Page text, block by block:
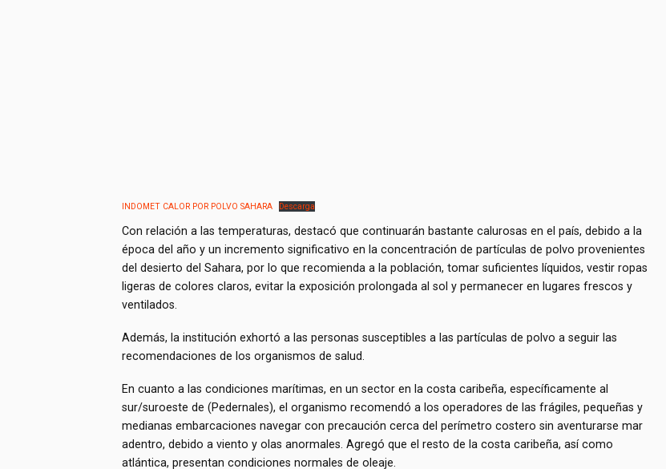
INDOMET CALOR POR POLVO SAHARA Descarga
Con relación a las temperaturas, destacó que continuarán bastante calurosas en el país, debido a la
época del año y un incremento significativo en la concentración de partículas de polvo provenientes
del desierto del Sahara, por lo que recomienda a la población, tomar suficientes líquidos, vestir ropas
ligeras de colores claros, evitar la exposición prolongada al sol y permanecer en lugares frescos y
ventilados.
Además, la institución exhortó a las personas susceptibles a las partículas de polvo a seguir las
recomendaciones de los organismos de salud.
En cuanto a las condiciones marítimas, en un sector en la costa caribeña, específicamente al
sur/suroeste de (Pedernales), el organismo recomendó a los operadores de las frágiles, pequeñas y
medianas embarcaciones navegar con precaución cerca del perímetro costero sin aventurarse mar
adentro, debido a viento y olas anormales. Agregó que el resto de la costa caribeña, así como
atlántica, presentan condiciones normales de oleaje.